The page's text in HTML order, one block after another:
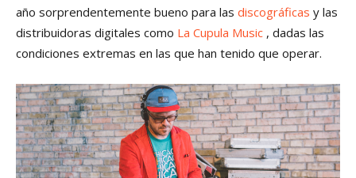
año sorprendentemente bueno para las discográficas y las
distribuidoras digitales como La Cupula Music , dadas las
condiciones extremas en las que han tenido que operar.